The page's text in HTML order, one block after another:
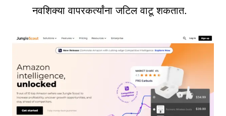
नवशिक्या वापरकर्त्यांना जटिल वाटू शकतात.